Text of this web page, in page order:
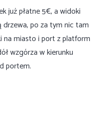
już płatne 5€, a widoki
drzewa, po za tym nic tam
na miasto i port z platform
wzgórza w kierunku
portem.